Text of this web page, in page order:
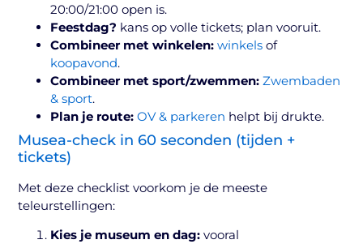
20:00/21:00 open is.
Feestdag? kans op volle tickets; plan vooruit.
Combineer met winkelen: winkels of
koopavond.
Combineer met sport/zwemmen: Zwembaden
& sport.
Plan je route: OV & parkeren helpt bij drukte.
Musea-check in 60 seconden (tijden +
tickets)
Met deze checklist voorkom je de meeste
teleurstellingen:
Kies je museum en dag: vooral